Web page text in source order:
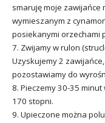
smaruję moje zawijańce
wymieszanym z
posiekanymi orzechami
7. Zwijamy w rulon
Uzyskujemy 2
pozostawiamy do
8. Pieczemy 30-35
170 stopni.
9. Upieczone można